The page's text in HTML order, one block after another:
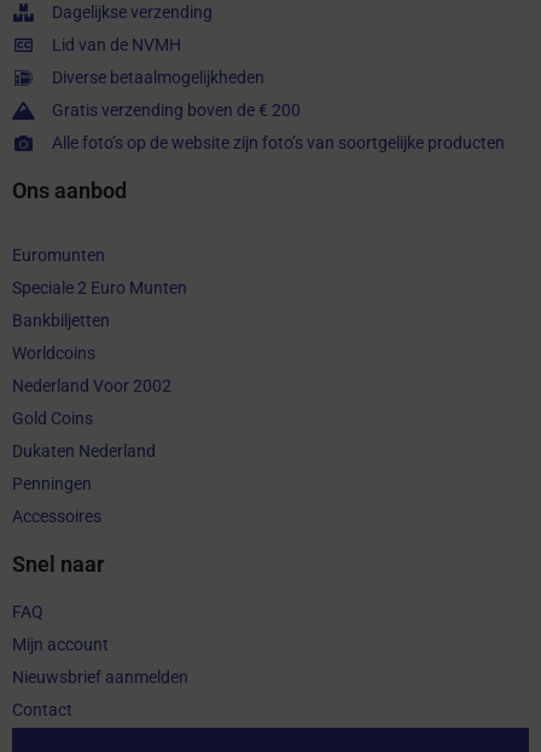
Dagelijkse verzending
Lid van de NVMH
Diverse betaalmogelijkheden
Gratis verzending boven de € 200
Alle foto’s op de website zijn foto’s van soortgelijke producten
Ons aanbod
Euromunten
Speciale 2 Euro Munten
Bankbiljetten
Worldcoins
Nederland Voor 2002
Gold Coins
Dukaten Nederland
Penningen
Accessoires
Snel naar
FAQ
Mijn account
Nieuwsbrief aanmelden
Contact